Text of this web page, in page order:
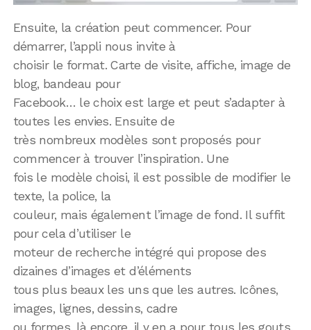
Ensuite, la création peut commencer. Pour
démarrer, l’appli nous invite à
choisir le format. Carte de visite, affiche, image de
blog, bandeau pour
Facebook… le choix est large et peut s’adapter à
toutes les envies. Ensuite de
très nombreux modèles sont proposés pour
commencer à trouver l’inspiration. Une
fois le modèle choisi, il est possible de modifier le
texte, la police, la
couleur, mais également l’image de fond. Il suffit
pour cela d’utiliser le
moteur de recherche intégré qui propose des
dizaines d’images et d’éléments
tous plus beaux les uns que les autres. Icônes,
images, lignes, dessins, cadre
ou formes, là encore, il y en a pour tous les gouts.